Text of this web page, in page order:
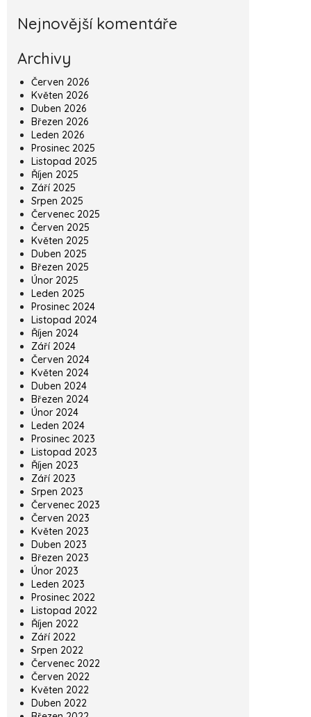
Nejnovější komentáře
Archivy
Červen 2026
Květen 2026
Duben 2026
Březen 2026
Leden 2026
Prosinec 2025
Listopad 2025
Říjen 2025
Září 2025
Srpen 2025
Červenec 2025
Červen 2025
Květen 2025
Duben 2025
Březen 2025
Únor 2025
Leden 2025
Prosinec 2024
Listopad 2024
Říjen 2024
Září 2024
Červen 2024
Květen 2024
Duben 2024
Březen 2024
Únor 2024
Leden 2024
Prosinec 2023
Listopad 2023
Říjen 2023
Září 2023
Srpen 2023
Červenec 2023
Červen 2023
Květen 2023
Duben 2023
Březen 2023
Únor 2023
Leden 2023
Prosinec 2022
Listopad 2022
Říjen 2022
Září 2022
Srpen 2022
Červenec 2022
Červen 2022
Květen 2022
Duben 2022